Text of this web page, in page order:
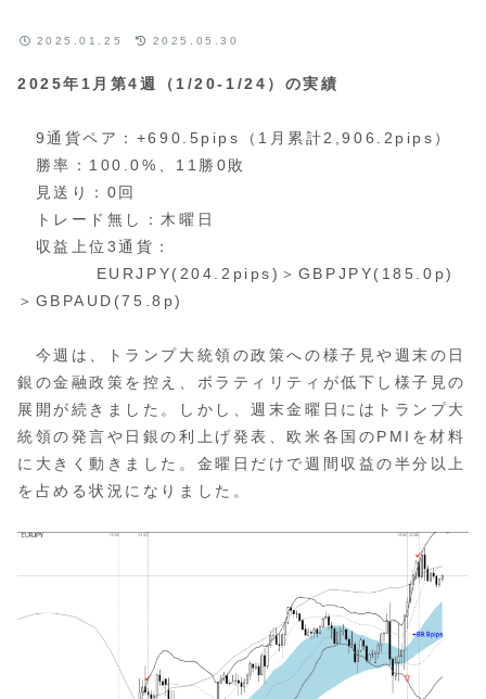
2025.01.25 2025.05.30
2025年1月第4週（1/20-1/24）の実績
9通貨ペア：+690.5pips（1月累計2,906.2pips）
勝率：100.0%、11勝0敗
見送り：0回
トレード無し：木曜日
収益上位3通貨：
EURJPY(204.2pips)＞GBPJPY(185.0p)
＞GBPAUD(75.8p)
今週は、トランプ大統領の政策への様子見や週末の日
銀の金融政策を控え、ボラティリティが低下し様子見の
展開が続きました。しかし、週末金曜日にはトランプ大
統領の発言や日銀の利上げ発表、欧米各国のPMIを材料
に大きく動きました。金曜日だけで週間収益の半分以上
を占める状況になりました。